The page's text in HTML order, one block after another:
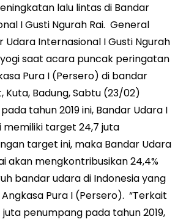
lalu lintas di Bandar
I Gusti Ngurah Rai. General
Udara Internasional I Gusti Ngurah
saat acara puncak peringatan
Pura I (Persero) di bandar
Badung, Sabtu (23/02)
tahun 2019 ini, Bandar Udara I
memiliki target 24,7 juta
target ini, maka Bandar Udara
akan mengkontribusikan 24,4%
bandar udara di Indonesia yang
Pura I (Persero). “Terkait
penumpang pada tahun 2019,